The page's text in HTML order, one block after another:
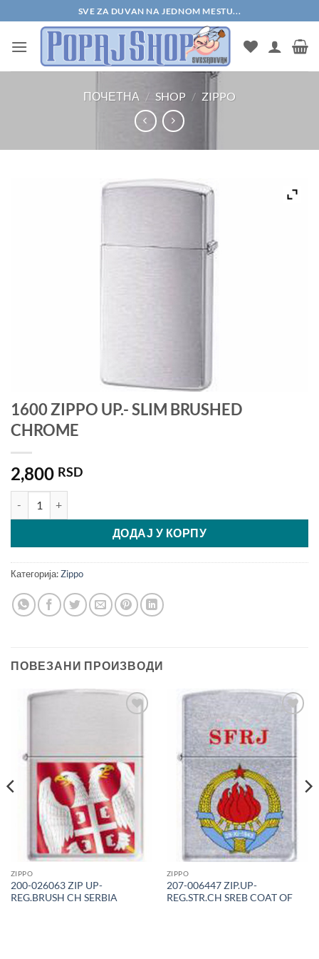
на
садржај
SVE ZA DUVAN NA JEDNOM MESTU...
ПОЧЕТНА / SHOP / ZIPPO
1600 ZIPPO UP.- SLIM BRUSHED
CHROME
2,800 RSD
ДОДАЈ У КОРПУ
Категорија:Zippo
ПОВЕЗАНИ ПРОИЗВОДИ
ZIPPO
200-026063 ZIP UP-
REG.BRUSH CH SERBIA
Add to
Wishlist
ZIPPO
207-006447 ZIP.UP-
REG.STR.CH SREB COAT OF